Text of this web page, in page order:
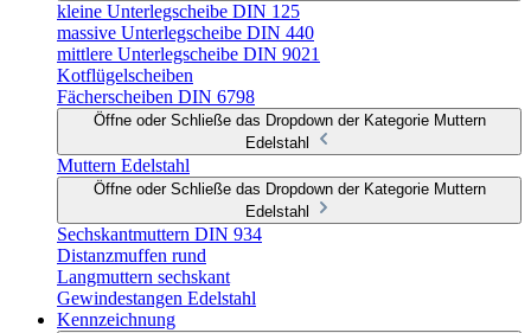
kleine Unterlegscheibe DIN 125
massive Unterlegscheibe DIN 440
mittlere Unterlegscheibe DIN 9021
Kotflügelscheiben
Fächerscheiben DIN 6798
Öffne oder Schließe das Dropdown der Kategorie Muttern
Edelstahl
Muttern Edelstahl
Öffne oder Schließe das Dropdown der Kategorie Muttern
Edelstahl
Sechskantmuttern DIN 934
Distanzmuffen rund
Langmuttern sechskant
Gewindestangen Edelstahl
Kennzeichnung